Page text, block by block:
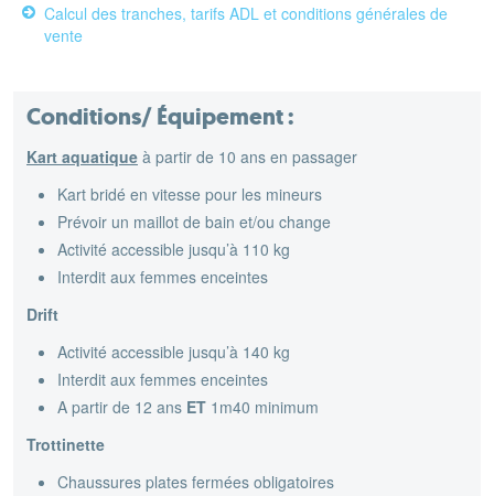
Calcul des tranches, tarifs ADL et conditions générales de
vente
Conditions/ Équipement :
Kart aquatique à partir de 10 ans en passager
Kart bridé en vitesse pour les mineurs
Prévoir un maillot de bain et/ou change
Activité accessible jusqu’à 110 kg
​Interdit aux femmes enceintes
Drift
Activité accessible jusqu’à 140 kg
Interdit aux femmes enceintes
A partir de 12 ans ET 1m40 minimum
Trottinette
Chaussures plates fermées obligatoires